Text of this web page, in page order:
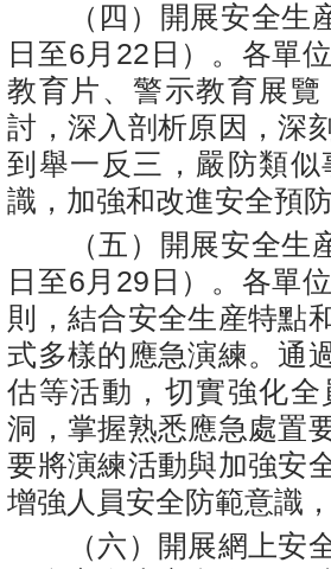
（四）開展安全生産
日至6月22日）。各單
教育片、警示教育展
討，深入剖析原因，深
到舉一反三，嚴防類
識，加強和改進安全預
（五）開展安全生産
日至6月29日）。各單
則，結合安全生産特點
式多樣的應急演練。通
估等活動，切實強化
洞，掌握熟悉應急處置
要將演練活動與加強安
增強人員安全防範意識
（六）開展網上安全